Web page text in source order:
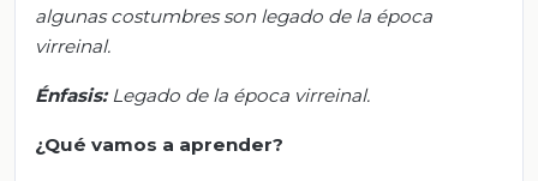
algunas costumbres son legado de la época
virreinal.
Énfasis:Legado de la época virreinal.
¿Qué vamos a aprender?